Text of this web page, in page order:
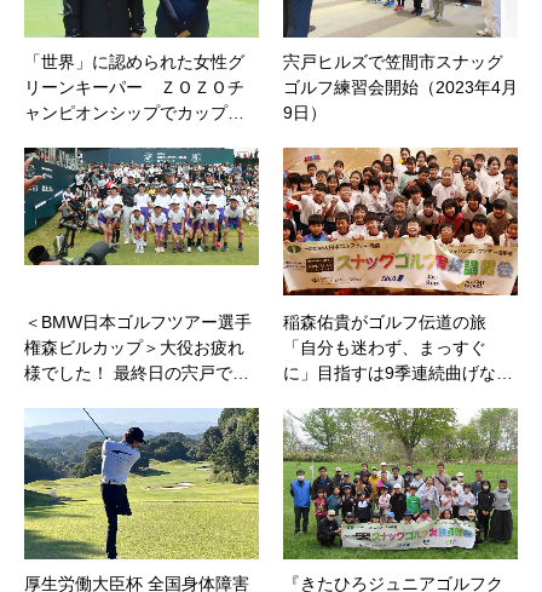
「世界」に認められた女性グ
リーンキーパー ＺＯＺＯチ
ャンピオンシップでカップ…
宍戸ヒルズで笠間市スナッグ
ゴルフ練習会開始（2023年4月
9日）
＜BMW日本ゴルフツアー選手
権森ビルカップ＞大役お疲れ
様でした！ 最終日の宍戸で…
稲森佑貴がゴルフ伝道の旅
「自分も迷わず、まっすぐ
に」目指すは9季連続曲げな…
厚生労働大臣杯 全国身体障害 『きたひろジュニアゴルフク